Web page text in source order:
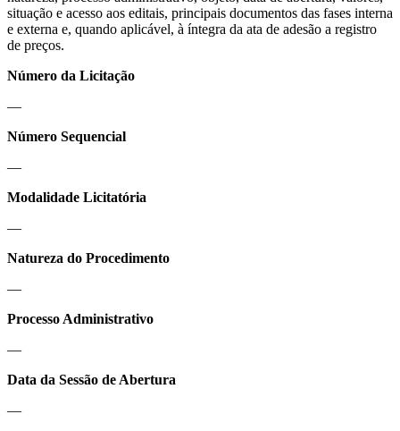
situação e acesso aos editais, principais documentos das fases interna
e externa e, quando aplicável, à íntegra da ata de adesão a registro
de preços.
Número da Licitação
—
Número Sequencial
—
Modalidade Licitatória
—
Natureza do Procedimento
—
Processo Administrativo
—
Data da Sessão de Abertura
—